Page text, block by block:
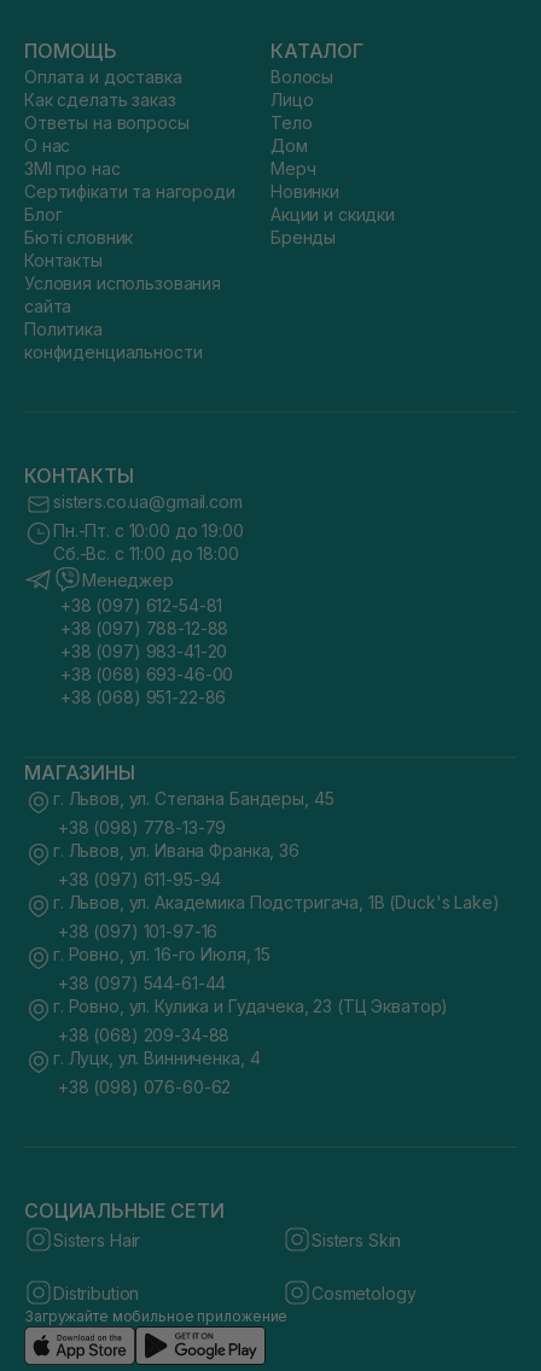
ПОМОЩЬ
Оплата и доставка
Как сделать заказ
Ответы на вопросы
О нас
ЗМІ про нас
Сертифікати та нагороди
Блог
Бюті словник
Контакты
Условия использования
сайта
Политика
конфиденциальности
КАТАЛОГ
Волосы
Лицо
Тело
Дом
Мерч
Новинки
Акции и скидки
Бренды
КОНТАКТЫ
sisters.co.ua@gmail.com
Пн.-Пт. с 10:00 до 19:00
Сб.-Вс. с 11:00 до 18:00
Менеджер
+38 (097) 612-54-81
+38 (097) 788-12-88
+38 (097) 983-41-20
+38 (068) 693-46-00
+38 (068) 951-22-86
МАГАЗИНЫ
г. Львов, ул. Степана Бандеры, 45
+38 (098) 778-13-79
г. Львов, ул. Ивана Франка, 36
+38 (097) 611-95-94
г. Львов, ул. Академика Подстригача, 1В (Duck's Lake)
+38 (097) 101-97-16
г. Ровно, ул. 16-го Июля, 15
+38 (097) 544-61-44
г. Ровно, ул. Кулика и Гудачека, 23 (ТЦ Экватор)
+38 (068) 209-34-88
г. Луцк, ул. Винниченка, 4
+38 (098) 076-60-62
СОЦИАЛЬНЫЕ СЕТИ
Sisters Hair Sisters Skin
Distribution Cosmetology
Загружайте мобильное приложение